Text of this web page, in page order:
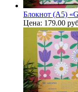
Блокнот (А5)
Цена: 179.00